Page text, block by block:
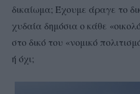
δικαίωμα; Έχουμε άραγε το
χυδαία δημόσια ο κάθε
στο δικό του «νομικό
ή όχι;